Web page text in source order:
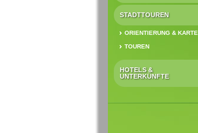
STADTTOUREN
ORIENTIERUNG & KARTE
TOUREN
HOTELS &
UNTERKÜNFTE